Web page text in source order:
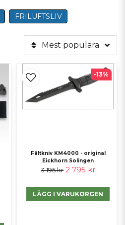
FRILUFTSLIV
Mest populära
Fältkniv KM4000 - original
Eickhorn Solingen
3 195 kr 2 795 kr
LÄGG I VARUKORGEN
-13%